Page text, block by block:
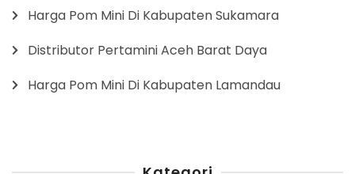
Harga Pom Mini Di Kabupaten Sukamara
Distributor Pertamini Aceh Barat Daya
Harga Pom Mini Di Kabupaten Lamandau